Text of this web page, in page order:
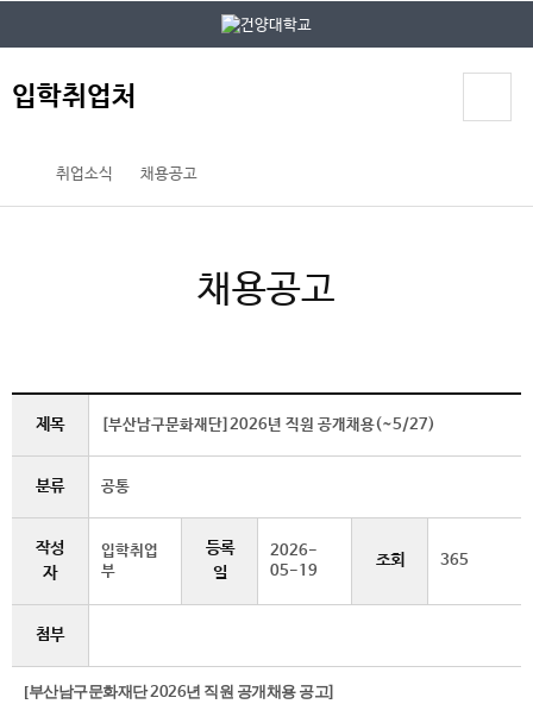
입학취업처
취업소식 채용공고
채용공고
제목 [부산남구문화재단]2026년 직원 공개채용(~5/27)
분류 공통
작성
자
입학취업
부
등록
일
2026-
05-19
조회 365
첨부
[부산남구문화재단2026년 직원 공개채용 공고]